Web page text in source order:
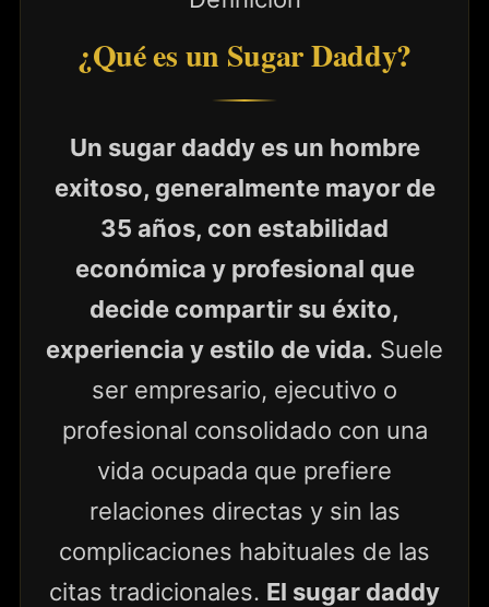
¿Qué es un Sugar Daddy?
Un sugar daddy es un hombre
exitoso, generalmente mayor de
35 años, con estabilidad
económica y profesional que
decide compartir su éxito,
experiencia y estilo de vida. Suele
ser empresario, ejecutivo o
profesional consolidado con una
vida ocupada que prefiere
relaciones directas y sin las
complicaciones habituales de las
citas tradicionales. El sugar daddy